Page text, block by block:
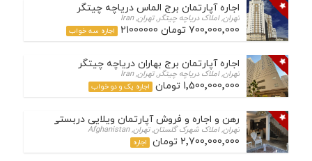
اجاره آپارتمان برج الماس دریاچه چیتگر
تهران, املاک دریاچه چیتگر, تهران, Iran
700٬000٬000 تومان 21000000 اجاره سه خواب
اجاره آپارتمان برج بهاران دریاچه چیتگر
تهران, املاک دریاچه چیتگر, تهران, Iran
1٬500٬000٬000 تومان اجاره یک و دو خواب
رهن و اجاره و فروش آپارتمان ویلایی دربستی در شهرک
تهران, املاک شهرک گلستان, تهران, Afghanistan
2٬700٬000٬000 تومان اجاره